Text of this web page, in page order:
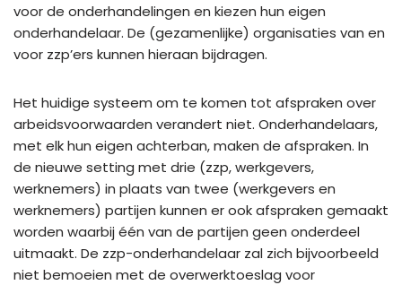
voor de onderhandelingen en kiezen hun eigen
onderhandelaar. De (gezamenlijke) organisaties van en
voor zzp’ers kunnen hieraan bijdragen.
Het huidige systeem om te komen tot afspraken over
arbeidsvoorwaarden verandert niet. Onderhandelaars,
met elk hun eigen achterban, maken de afspraken. In
de nieuwe setting met drie (zzp, werkgevers,
werknemers) in plaats van twee (werkgevers en
werknemers) partijen kunnen er ook afspraken gemaakt
worden waarbij één van de partijen geen onderdeel
uitmaakt. De zzp-onderhandelaar zal zich bijvoorbeeld
niet bemoeien met de overwerktoeslag voor